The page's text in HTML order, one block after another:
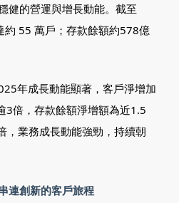
健的營運與增長動能。截至
55 萬戶；存款餘額約578億
年成長動能顯著，客戶淨增加
3倍，存款餘額淨增額為近1.5
，業務成長動能強勁，持續朝
連創新的客戶旅程